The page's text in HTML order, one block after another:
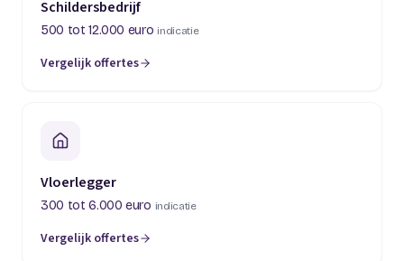
Schildersbedrijf
500 tot 12.000 euro indicatie
Vergelijk offertes
(opent in een nieuw tabblad)
Vloerlegger
300 tot 6.000 euro indicatie
Vergelijk offertes
(opent in een nieuw tabblad)